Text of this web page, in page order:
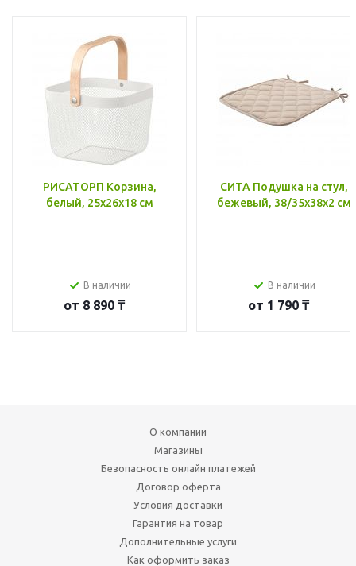
РИСАТОРП Корзина,
белый, 25x26x18 см
В наличии
от 8 890 ₸
СИТА Подушка на стул,
бежевый, 38/35x38x2 см
В наличии
от 1 790 ₸
О компании
Магазины
Безопасность онлайн платежей
Договор оферта
Условия доставки
Гарантия на товар
Дополнительные услуги
Как оформить заказ